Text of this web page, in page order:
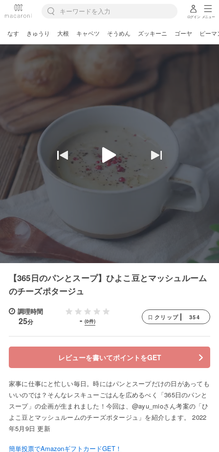
ログイン メニュー
なす きゅうり 大根 キャベツ そうめん ズッキーニ ゴーヤ ピーマ
【365日のパンとスープ】ひよこ豆とマッシュルーム
のチーズポタージュ
調理時間
25分 - (0件)
クリップ 354
レビューを書いてポイントをGET
家事に仕事にと忙しい毎日。時にはパンとスープだけの日があっても
いいのでは？そんなレスキューごはんを広めるべく「365日のパンと
スープ」の企画が生まれました！今回は、@ayu_mioさん考案の「ひ
よこ豆とマッシュルームのチーズポタージュ」を紹介します。 2022
年5月9日 更新
簡単投票でAmazonギフトカードGET！